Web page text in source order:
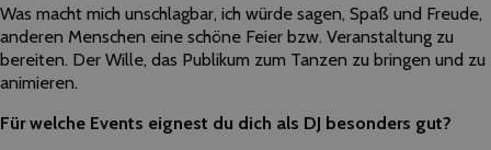
Was macht mich unschlagbar, ich würde sagen, Spaß und Freude,
anderen Menschen eine schöne Feier bzw. Veranstaltung zu
bereiten. Der Wille, das Publikum zum Tanzen zu bringen und zu
animieren.
Für welche Events eignest du dich als DJ besonders gut?